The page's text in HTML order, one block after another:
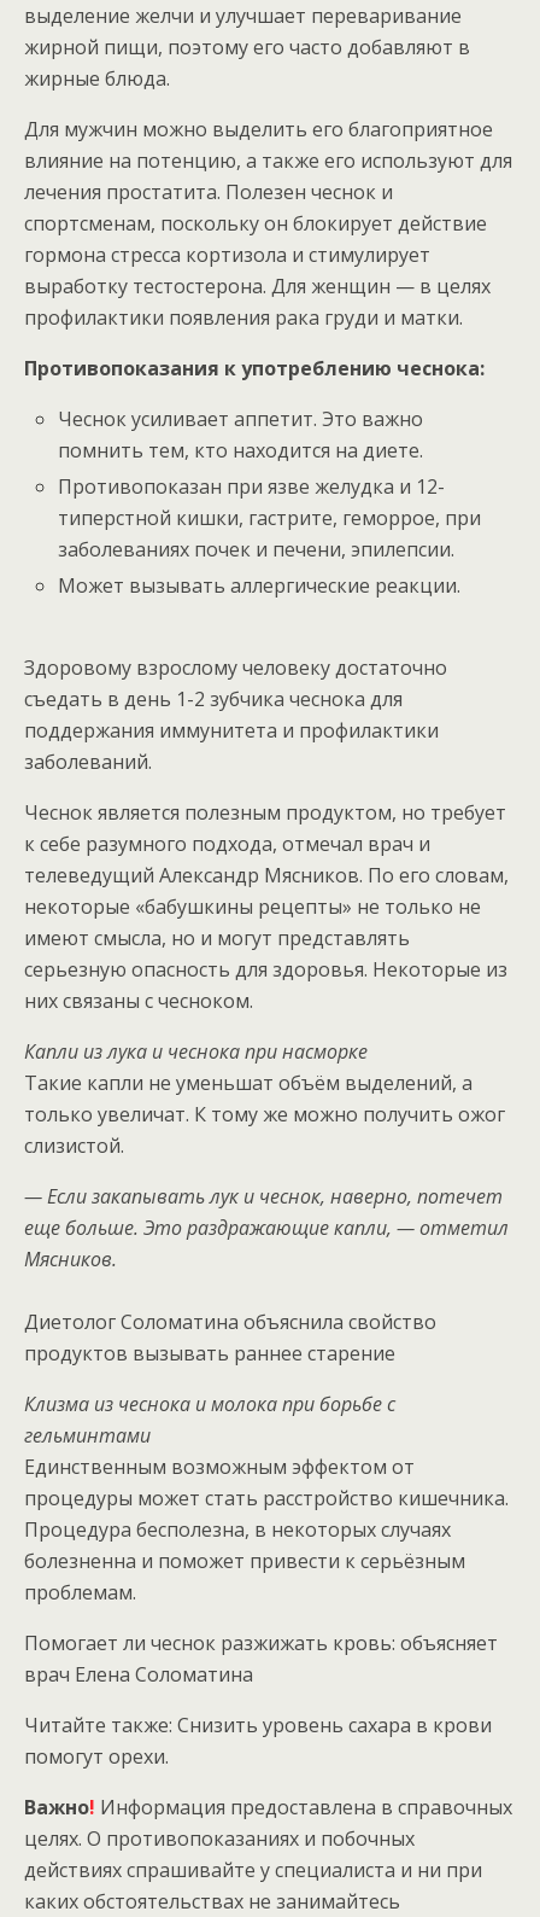
выделение желчи и улучшает переваривание
жирной пищи, поэтому его часто добавляют в
жирные блюда.
Для мужчин можно выделить его благоприятное
влияние на потенцию, а также его используют для
лечения простатита. Полезен чеснок и
спортсменам, поскольку он блокирует действие
гормона стресса кортизола и стимулирует
выработку тестостерона. Для женщин — в целях
профилактики появления рака груди и матки.
Противопоказания к употреблению чеснока:
Чеснок усиливает аппетит. Это важно
помнить тем, кто находится на диете.
Противопоказан при язве желудка и 12-
типерстной кишки, гастрите, геморрое, при
заболеваниях почек и печени, эпилепсии.
Может вызывать аллергические реакции.
Здоровому взрослому человеку достаточно
съедать в день 1-2 зубчика чеснока для
поддержания иммунитета и профилактики
заболеваний.
Чеснок является полезным продуктом, но требует
к себе разумного подхода, отмечал врач и
телеведущий Александр Мясников. По его словам,
некоторые «бабушкины рецепты» не только не
имеют смысла, но и могут представлять
серьезную опасность для здоровья. Некоторые из
них связаны с чесноком.
Капли из лука и чеснока при насморке
Такие капли не уменьшат объём выделений, а
только увеличат. К тому же можно получить ожог
слизистой.
— Если закапывать лук и чеснок, наверно, потечет
еще больше. Это раздражающие капли, — отметил
Мясников.
Диетолог Соломатина объяснила свойство
продуктов вызывать раннее старение
Клизма из чеснока и молока при борьбе с
гельминтами
Единственным возможным эффектом от
процедуры может стать расстройство кишечника.
Процедура бесполезна, в некоторых случаях
болезненна и поможет привести к серьёзным
проблемам.
Помогает ли чеснок разжижать кровь: объясняет
врач Елена Соломатина
Читайте также: Снизить уровень сахара в крови
помогут орехи.
Важно! Информация предоставлена в справочных
целях. О противопоказаниях и побочных
действиях спрашивайте у специалиста и ни при
каких обстоятельствах не занимайтесь